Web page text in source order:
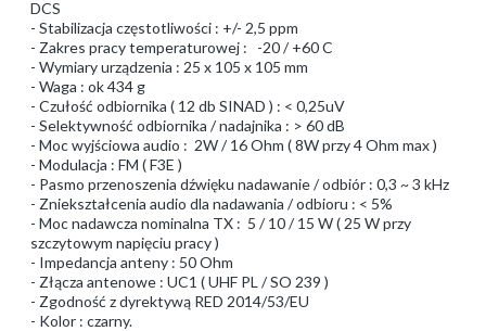
DCS
- Stabilizacja częstotliwości : +/- 2,5 ppm
- Zakres pracy temperaturowej : -20 / +60 C
- Wymiary urządzenia : 25 x 105 x 105 mm
- Waga : ok 434 g
- Czułość odbiornika ( 12 db SINAD ) : < 0,25uV
- Selektywność odbiornika / nadajnika : > 60 dB
- Moc wyjściowa audio : 2W / 16 Ohm ( 8W przy 4 Ohm max )
- Modulacja : FM ( F3E )
- Pasmo przenoszenia dźwięku nadawanie / odbiór : 0,3 ~ 3 kHz
- Zniekształcenia audio dla nadawania / odbioru : < 5%
- Moc nadawcza nominalna TX : 5 / 10 / 15 W ( 25 W przy
szczytowym napięciu pracy )
- Impedancja anteny : 50 Ohm
- Złącza antenowe : UC1 ( UHF PL / SO 239 )
- Zgodność z dyrektywą RED 2014/53/EU
- Kolor : czarny.